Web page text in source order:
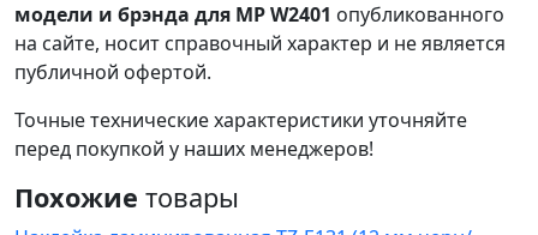
модели и брэнда для MP W2401 опубликованного
на сайте, носит справочный характер и не является
публичной офертой.
Точные технические характеристики уточняйте
перед покупкой у наших менеджеров!
Похожие товары